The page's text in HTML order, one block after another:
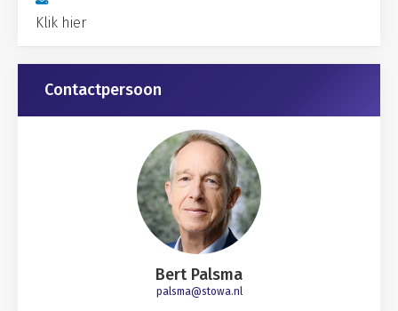
Klik hier
Contactpersoon
Bert Palsma
palsma@stowa.nl